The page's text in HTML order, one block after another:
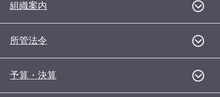
組織案内
所管法令
予算・決算